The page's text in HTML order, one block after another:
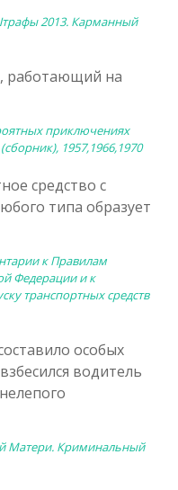
2013. Карманный
, работающий на
приключениях
1957,1966,1970
средство с
типа образует
к Правилам
Федерации и к
транспортных средств
особых
водитель
Матери. Криминальный